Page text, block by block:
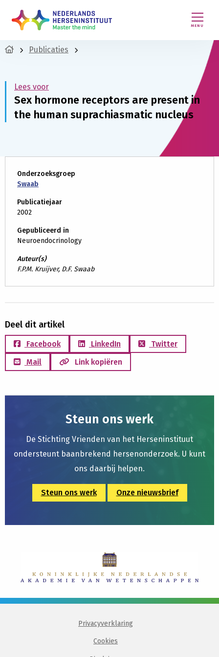
MENU
Publicaties
Lees voor
Sex hormone receptors are present in
the human suprachiasmatic nucleus
Onderzoeksgroep
Swaab
Publicatiejaar
2002
Gepubliceerd in
Neuroendocrinology
Auteur(s)
F.P.M. Kruijver, D.F. Swaab
Deel dit artikel
Facebook LinkedIn
Twitter
Mail
Link kopiëren
Steun ons werk
De Stichting Vrienden van het Herseninstituut
ondersteunt baanbrekend hersenonderzoek. U kunt
ons daarbij helpen.
Steun ons werk Onze nieuwsbrief
Privacyverklaring
Cookies